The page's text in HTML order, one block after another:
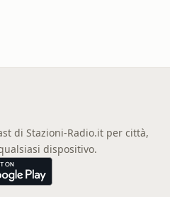
di Stazioni-Radio.it per città,
dispositivo.